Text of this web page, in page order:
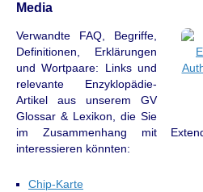
Media
Verwandte FAQ, Begriffe,
Definitionen, Erklärungen
und Wortpaare: Links und
relevante Enzyklopädie-
Artikel aus unserem GV
Glossar & Lexikon, die Sie
im Zusammenhang mit
interessieren könnten:
Chip-Karte